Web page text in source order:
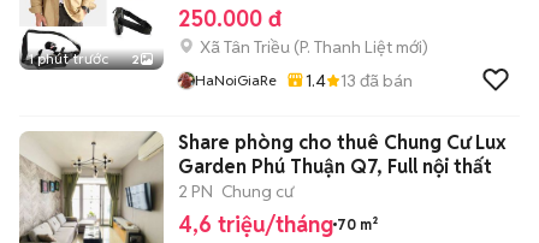
1 phút trước 2
250.000 đ
Xã Tân Triều (P. Thanh Liệt mới)
HaNoiGiaRe 1.4 13 đã bán
Share phòng cho thuê Chung Cư Lux
Garden Phú Thuận Q7, Full nội thất
2 PN Chung cư
4,6 triệu/tháng 70 m²